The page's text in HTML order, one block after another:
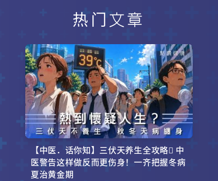
热门文章
【中医．话你知】三伏天养生全攻略 中
医警告这样做反而更伤身！一齐把握冬病
夏治黄金期